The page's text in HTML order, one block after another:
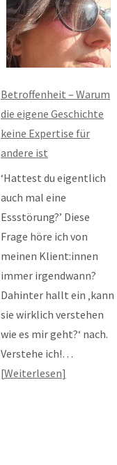
Betroffenheit – Warum
die eigene Geschichte
keine Expertise für
andere ist
‘Hattest du eigentlich
auch mal eine
Essstörung?’ Diese
Frage höre ich von
meinen Klient:innen
immer irgendwann?
Dahinter hallt ein ‚kann
sie wirklich verstehen
wie es mir geht?‘ nach.
Verstehe ich!…
Weiterlesen